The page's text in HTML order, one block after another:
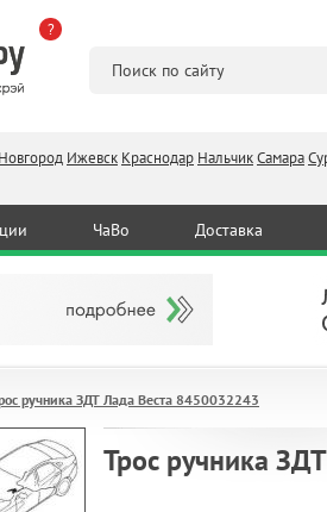
?
Ижевск Краснодар НальчикСамара
ЧаВо Доставка
ручника ЗДТ Лада Веста 8450032243
Трос ручника